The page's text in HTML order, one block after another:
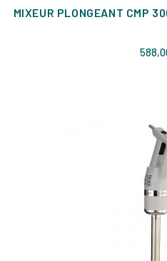
MIXEUR PLONGEANT CMP